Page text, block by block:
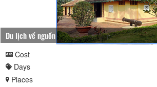
Du lịch về nguồn
Cost
Days
Places